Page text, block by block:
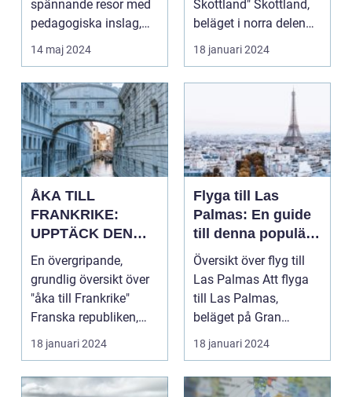
spännande resor med
pedagogiska inslag,
d...
14 maj 2024
Skottland" Skottland,
beläget i norra delen
av Storbritannie...
18 januari 2024
ÅKA TILL
FRANKRIKE:
UPPTÄCK DEN
MÅNGFALDIGA
SKÖNHETEN
En övergripande,
grundlig översikt över
"åka till Frankrike"
Franska republiken,
känt som Frankrike...
18 januari 2024
Flyga till Las
Palmas: En guide
till denna populära
destination
Översikt över flyg till
Las Palmas Att flyga
till Las Palmas,
beläget på Gran
Canaria i Spanien, er...
18 januari 2024